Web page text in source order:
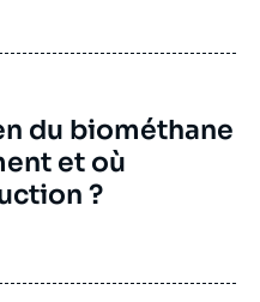
grandes
Unis, la Chine
reconnue,
du biométhane
et où
?